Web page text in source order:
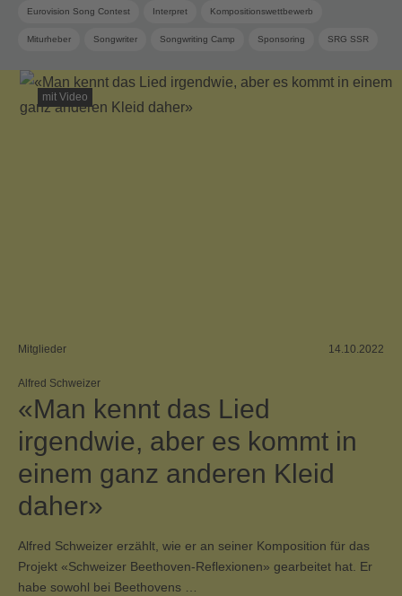
Eurovision Song Contest Interpret Kompositionswettbewerb
Miturheber Songwriter Songwriting Camp Sponsoring SRG SSR
mit Video
Mitglieder 14.10.2022
Alfred Schweizer
«Man kennt das Lied
irgendwie, aber es kommt in
einem ganz anderen Kleid
daher»
Alfred Schweizer erzählt, wie er an seiner Komposition für das
Projekt «Schweizer Beethoven-Reflexionen» gearbeitet hat. Er
habe sowohl bei Beethovens …